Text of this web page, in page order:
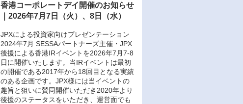
香港コーポレートデイ開催のお知らせ
｜2026年7月7日（火）、8日（水）
JPXによる投資家向けプレゼンテーション
2024年7月 SESSAパートナーズ主催・JPX
後援による香港IRイベントを2026年7月7-8
日に開催いたします。当IRイベントは最初
の開催である2017年から18回目となる実績
のある企画です。JPX様には当イベントの
趣旨と狙いに賛同開催いただき2020年より
後援のステータスをいただき、運営面でも